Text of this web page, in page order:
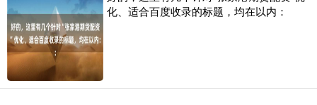
化、适合百度收录的标题，均在以内：